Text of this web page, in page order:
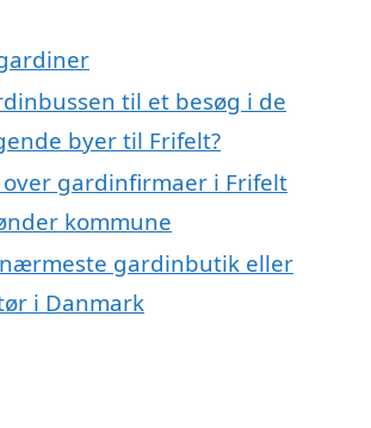
til et besøg i de
byer til Frifelt?
gardinfirmaer i Frifelt
kommune
gardinbutik eller
i Danmark